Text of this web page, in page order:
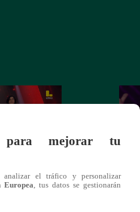
¡El
para mejorar tu
el tráfico y personalizar
Europea , tus datos se gestionarán